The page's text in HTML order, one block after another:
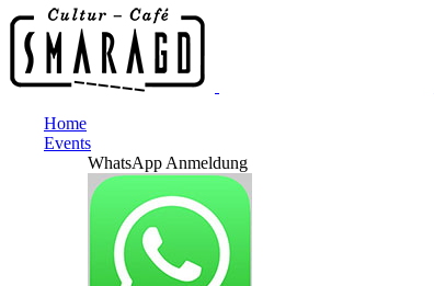
Home
Events
WhatsApp Anmeldung